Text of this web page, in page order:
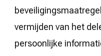
vermijden van het
persoonlijke